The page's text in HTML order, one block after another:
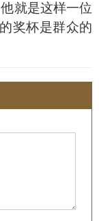
就是这样一位
奖杯是群众的